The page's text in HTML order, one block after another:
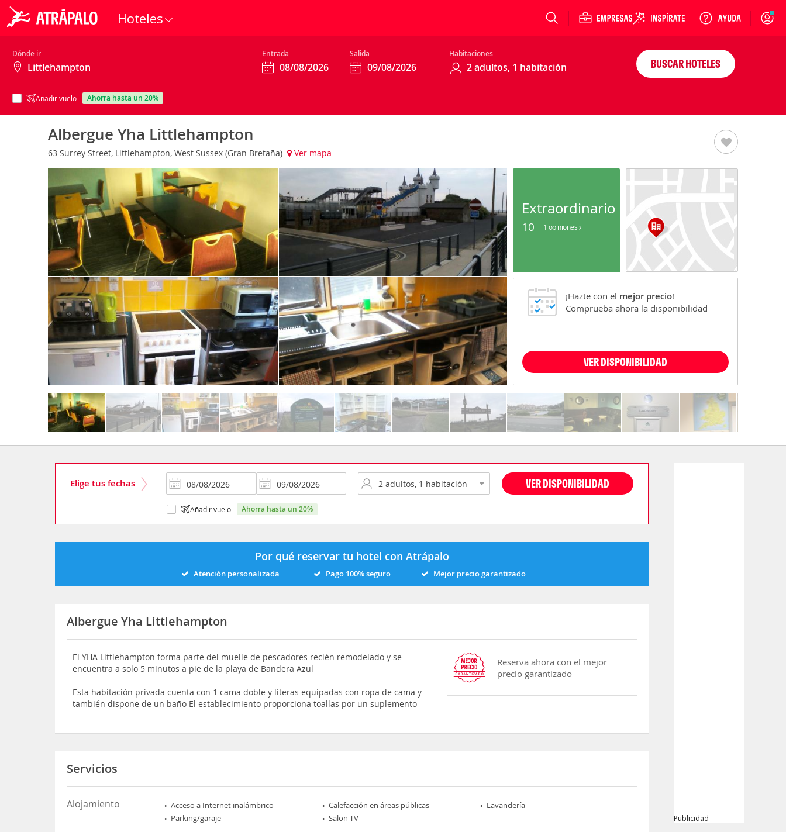
Hoteles Login
Dónde ir Entrada Salida Habitaciones
Añadir vuelo ahorra hasta un 20%
BUSCAR HOTELES
Albergue Yha Littlehampton
63 Surrey Street, Littlehampton, West Sussex (Gran Bretaña) Ver mapa
Extraordinario
10 1 opiniones
¡Hazte con el mejor precio!
Comprueba ahora la disponibilidad
VER DISPONIBILIDAD
Elige tus fechas VER DISPONIBILIDAD
Añadir vuelo ahorra hasta un 20%
Por qué reservar tu hotel con Atrápalo
Atención personalizada Pago 100% seguro Mejor precio garantizado
Albergue Yha Littlehampton
El YHA Littlehampton forma parte del muelle de pescadores recién remodelado y se
encuentra a solo 5 minutos a pie de la playa de Bandera Azul
Esta habitación privada cuenta con 1 cama doble y literas equipadas con ropa de cama y
también dispone de un baño El establecimiento proporciona toallas por un suplemento
Reserva ahora con el mejor
precio garantizado
Servicios
Alojamiento Acceso a Internet inalámbrico Calefacción en áreas públicas
Lavandería
Parking/garaje
Salon TV Publicidad